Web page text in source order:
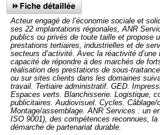
Acteur engagé de l’économie sociale et
ses 22 implantations régionales, ANR
publics ou privés de toute taille et propose
prestations tertiaires, industrielles et de
secteurs d’activité. Avec la réactivité
capacité de répondre à des marchés de
réalisation des prestations de sous-
ou sur sites clients dans les domaines
travail. Tertiaire administratif. GED.
Espaces verts. Blanchisserie. Logistique,
publicitaires. Audiovisuel. Cycles. Câblage/
Montage/assemblage. ANR Services : un
ISO 9001), des compétences reconnues, la
démarche de partenariat durable.